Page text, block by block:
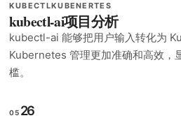
KUBECTLKUBENERTES
kubectl-ai项目分析
kubectl-ai 能够把用户输入转化为
Kubernetes 管理更加准确和高效，
槛。
05 26